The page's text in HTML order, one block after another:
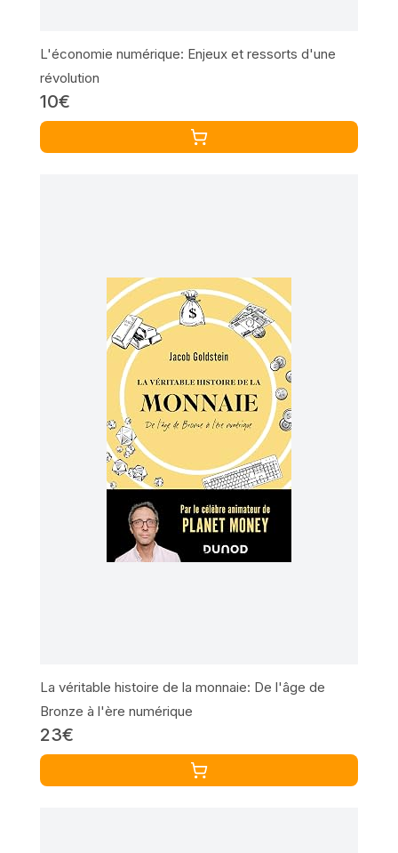
L'économie numérique: Enjeux et ressorts d'une
révolution
10€
La véritable histoire de la monnaie: De l'âge de
Bronze à l'ère numérique
23€